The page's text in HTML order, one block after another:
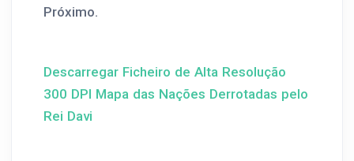
Próximo.
Descarregar Ficheiro de Alta Resolução
300 DPI Mapa das Nações Derrotadas pelo
Rei Davi